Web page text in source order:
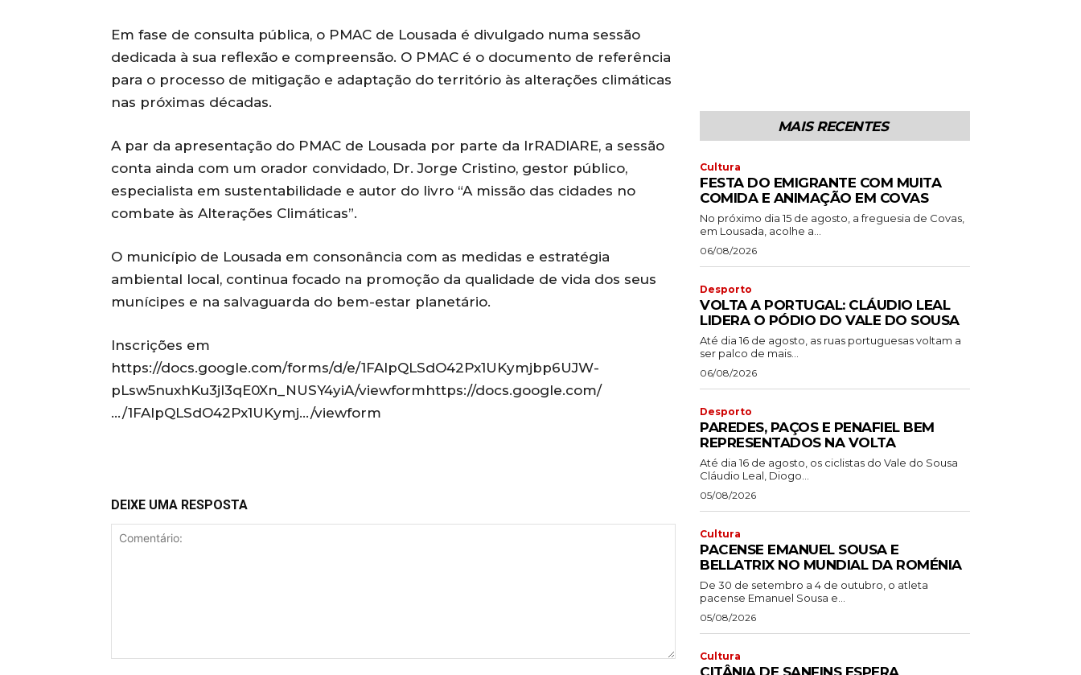
Em fase de consulta pública, o PMAC de Lousada é divulgado numa sessão
dedicada à sua reflexão e compreensão. O PMAC é o documento de referência
para o processo de mitigação e adaptação do território às alterações climáticas
nas próximas décadas.
A par da apresentação do PMAC de Lousada por parte da IrRADIARE, a sessão
conta ainda com um orador convidado, Dr. Jorge Cristino, gestor público,
especialista em sustentabilidade e autor do livro “A missão das cidades no
combate às Alterações Climáticas”.
O município de Lousada em consonância com as medidas e estratégia
ambiental local, continua focado na promoção da qualidade de vida dos seus
munícipes e na salvaguarda do bem-estar planetário.
Inscrições em
https://docs.google.com/forms/d/e/1FAIpQLSdO42Px1UKymjbp6UJW-
pLsw5nuxhKu3jI3qE0Xn_NUSY4yiA/viewformhttps://docs.google.com/
…/1FAIpQLSdO42Px1UKymj…/viewform
DEIXE UMA RESPOSTA
MAIS RECENTES
Cultura
FESTA DO EMIGRANTE COM MUITA
COMIDA E ANIMAÇÃO EM COVAS
No próximo dia 15 de agosto, a freguesia de Covas,
em Lousada, acolhe a...
06/08/2026
Desporto
VOLTA A PORTUGAL: CLÁUDIO LEAL
LIDERA O PÓDIO DO VALE DO SOUSA
Até dia 16 de agosto, as ruas portuguesas voltam a
ser palco de mais...
06/08/2026
Desporto
PAREDES, PAÇOS E PENAFIEL BEM
REPRESENTADOS NA VOLTA
Até dia 16 de agosto, os ciclistas do Vale do Sousa
Cláudio Leal, Diogo...
05/08/2026
Cultura
PACENSE EMANUEL SOUSA E
BELLATRIX NO MUNDIAL DA ROMÉNIA
De 30 de setembro a 4 de outubro, o atleta
pacense Emanuel Sousa e...
05/08/2026
Cultura